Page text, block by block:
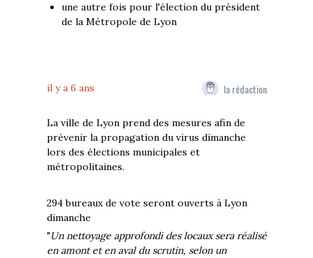
une autre fois pour l'élection du président
de la Métropole de Lyon
il y a 6 ans la rédaction
La ville de Lyon prend des mesures afin de
prévenir la propagation du virus dimanche
lors des élections municipales et
métropolitaines.
294 bureaux de vote seront ouverts à Lyon
dimanche
"Un nettoyage approfondi des locaux sera réalisé
en amont et en aval du scrutin, selon un